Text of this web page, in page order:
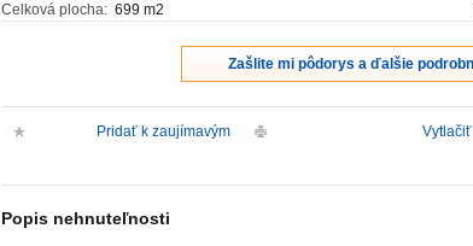
Celková plocha: 699 m2
Zašlite mi pôdorys a ďalšie
Pridať k zaujímavým Vytlačiť
Popis nehnuteľnosti